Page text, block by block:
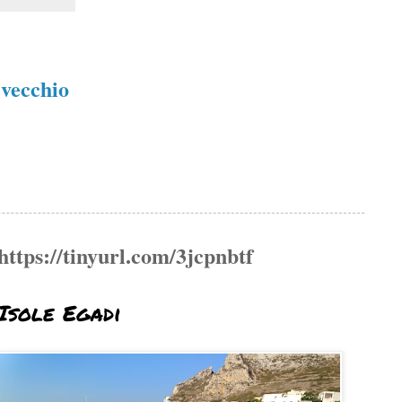
tinyurl.com/3jcpnbtf
Egadi